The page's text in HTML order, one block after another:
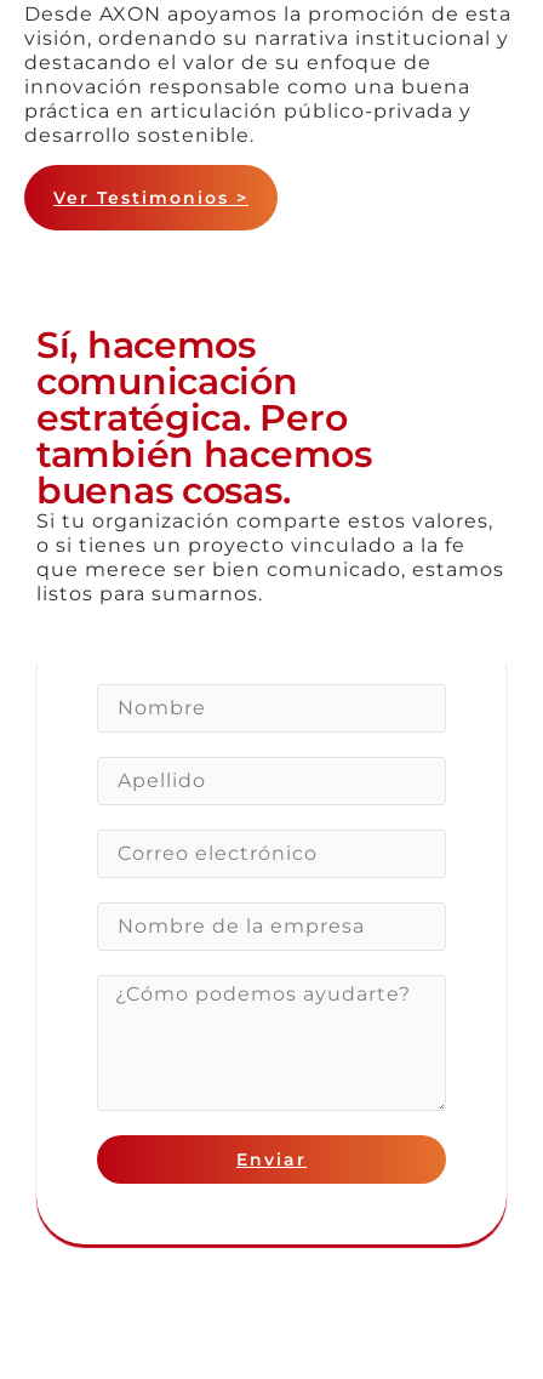
Desde AXON apoyamos la promoción de esta
visión, ordenando su narrativa institucional y
destacando el valor de su enfoque de
innovación responsable como una buena
práctica en articulación público-privada y
desarrollo sostenible.
Ver Testimonios >
Sí, hacemos
comunicación
estratégica. Pero
también hacemos
buenas cosas.
Si tu organización comparte estos valores,
o si tienes un proyecto vinculado a la fe
que merece ser bien comunicado, estamos
listos para sumarnos.
Enviar